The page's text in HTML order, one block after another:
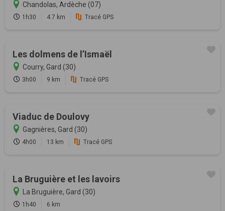
Chandolas, Ardèche (07)
1h30 4.7 km Tracé GPS
Les dolmens de l’Ismaël
Courry, Gard (30)
3h00 9 km Tracé GPS
Viaduc de Doulovy
Gagnières, Gard (30)
4h00 13 km Tracé GPS
La Bruguière et les lavoirs
La Bruguière, Gard (30)
1h40 6 km